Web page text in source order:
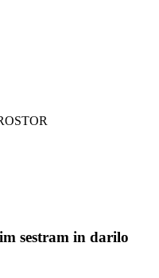
sestram in darilo